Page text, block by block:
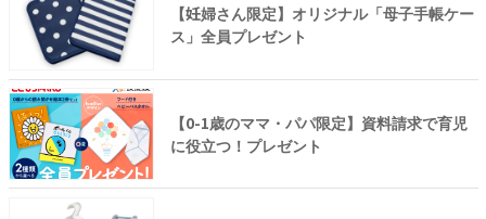
【妊婦さん限定】オリジナル「母子手帳ケー
ス」全員プレゼント
【0-1歳のママ・パパ限定】資料請求で育児
に役立つ！プレゼント